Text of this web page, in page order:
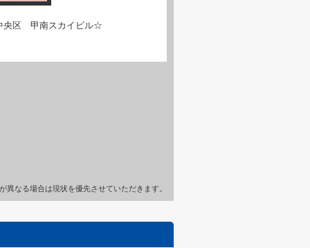
央区 甲南スカイビル☆
なる場合は現状を優先させていただきます。